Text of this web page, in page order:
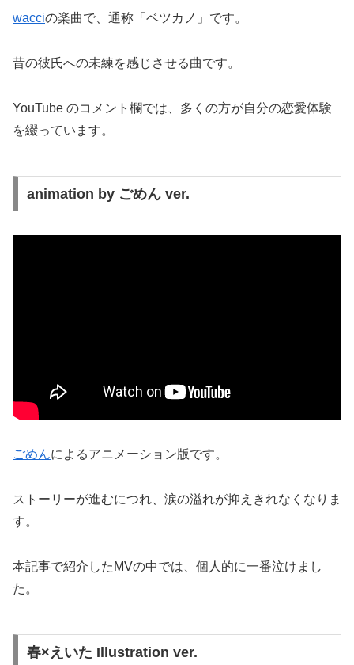
wacciの楽曲で、通称「ベツカノ」です。
昔の彼氏への未練を感じさせる曲です。
YouTube のコメント欄では、多くの方が自分の恋愛体験
を綴っています。
animation by ごめん ver.
ごめんによるアニメーション版です。
ストーリーが進むにつれ、涙の溢れが抑えきれなくなりま
す。
本記事で紹介したMVの中では、個人的に一番泣けまし
た。
春×えいた Illustration ver.